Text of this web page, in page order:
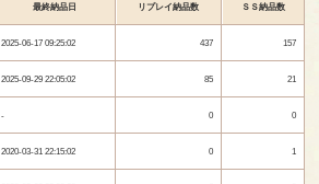
最終納品日 リプレイ納品数 ＳＳ納品数
2025-06-17 09:25:02 437 157
2025-09-29 22:05:02 85 21
- 0 0
2020-03-31 22:15:02 0 1